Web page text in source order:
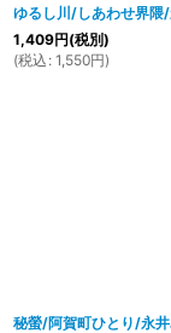
ゆるし川/しあわせ界
1,409円(税別)
(税込 : 1,550円)
秘螢/阿賀町ひとり/永